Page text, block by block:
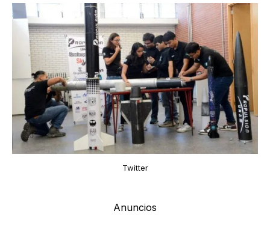
Twitter
Anuncios